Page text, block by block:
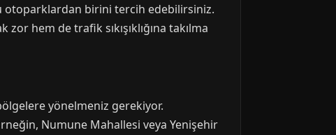
otoparklardan birini tercih edebilirsiniz.
hem de trafik sıkışıklığına takılma
yönelmeniz gerekiyor.
Numune Mahallesi veya Yenişehir